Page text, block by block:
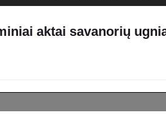
aktai savanorių